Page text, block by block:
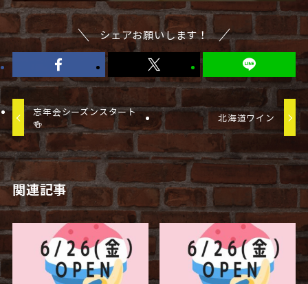
シェアお願いします！
忘年会シーズンスタート
🍻
北海道ワイン
関連記事